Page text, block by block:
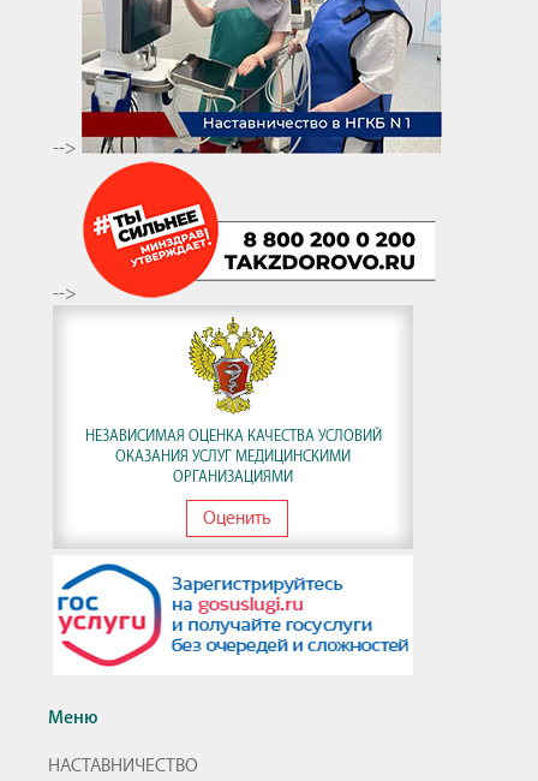
-->
-->
НЕЗАВИСИМАЯ ОЦЕНКА КАЧЕСТВА УСЛОВИЙ
ОКАЗАНИЯ УСЛУГ МЕДИЦИНСКИМИ
ОРГАНИЗАЦИЯМИ
Оценить
Меню
НАСТАВНИЧЕСТВО